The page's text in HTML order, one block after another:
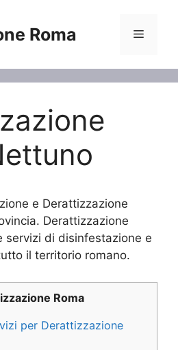
Roma Menu
e Derattizzazione
Derattizzazione
servizi di disinfestazione e
il territorio romano.
Roma
per Derattizzazione